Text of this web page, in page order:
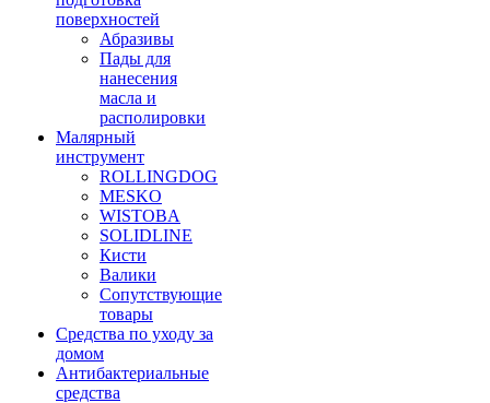
поверхностей
Абразивы
Пады для
нанесения
масла и
располировки
Малярный
инструмент
ROLLINGDOG
MESKO
WISTOBA
SOLIDLINE
Кисти
Валики
Сопутствующие
товары
Средства по уходу за
домом
Антибактериальные
средства